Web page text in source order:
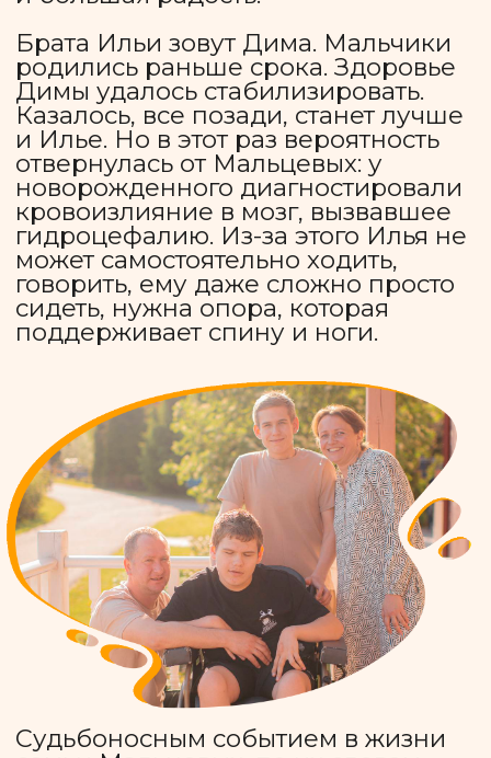
Увидев Гошу сейчас, можно
подумать, что он родился сразу с
улыбкой и желанием всех вокруг
рассмешить и вдохновить. Так это
или нет, появление на свет
мальчика прошло без осложнений
и три месяца после, как говорят
родители, он был «обычным
ребенком». Но в один день мама
забила тревогу — голова Гоши
была очень большой, не по
возрасту. После обследований
выяснилось, что у мальчика
опухоль. Гоша прошел множество
больниц и операций. По мнению
врачей, то, что он остался жив, —
это просто чудо.
Теперь Гоша — воплощение слова
«жизнь» во всех смыслах. Он так и
не догнал по развитию своих
сверстников, но с удовольствием
учит песни и стихи, а также любит
долгие прогулки, как он называет, в
«Тьмутаракань». Еще Гоша обожает
животных, а потому его неделя не
зоопарка.